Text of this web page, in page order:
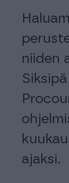
niiden
ajaksi.